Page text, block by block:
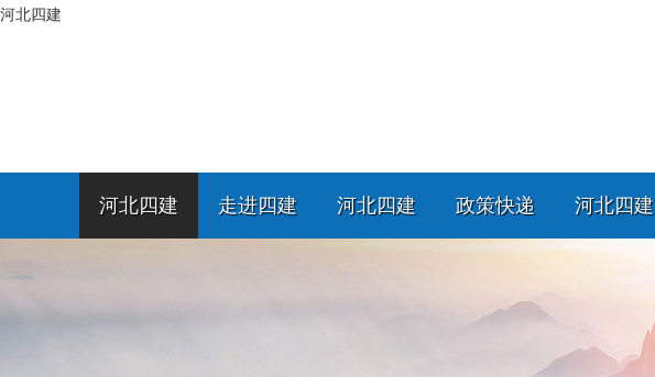
河北四建
河北四建 走进四建 河北四建 政策快递 河北四建